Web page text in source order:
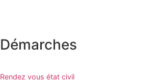
Démarches
Rendez vous état civil